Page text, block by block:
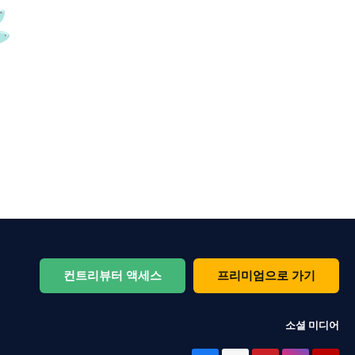
컨트리뷰터 액세스 프리미엄으로 가기
소셜 미디어